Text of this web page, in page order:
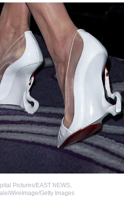
Pictures/EAST NEWS
WireImage/Getty Images